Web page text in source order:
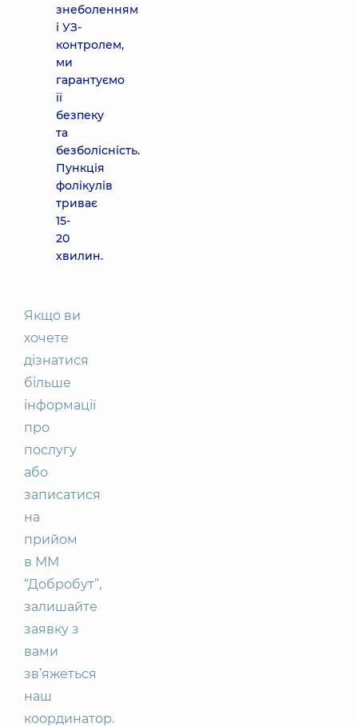
знеболенням
і УЗ-
контролем,
ми
гарантуємо
її
безпеку
та
безболісність.
Пункція
фолікулів
триває
15-
20
хвилин.
Якщо ви
хочете
дізнатися
більше
інформації
про
послугу
або
записатися
на
прийом
в ММ
“Добробут”,
залишайте
заявку з
вами
зв’яжеться
наш
координатор.